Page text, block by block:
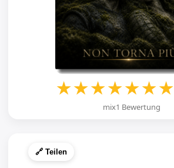
★★★★★★★
mix1 Bewertung
🔗 Teilen